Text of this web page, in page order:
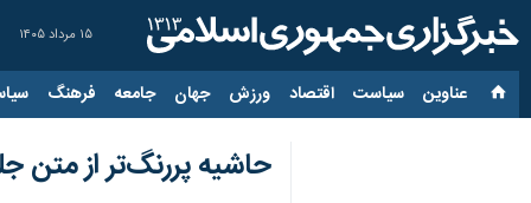
۱۵ مرداد ۱۴۰۵
عناوین‌ سیاست اقتصاد ورزش جهان جامعه فرهنگ
حاشیه پررنگ‌تر از متن